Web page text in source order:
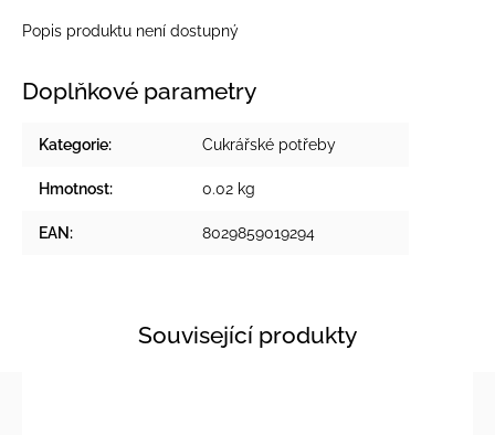
Popis produktu není dostupný
Doplňkové parametry
Kategorie: Cukrářské potřeby
Hmotnost: 0.02 kg
EAN: 8029859019294
Související produkty